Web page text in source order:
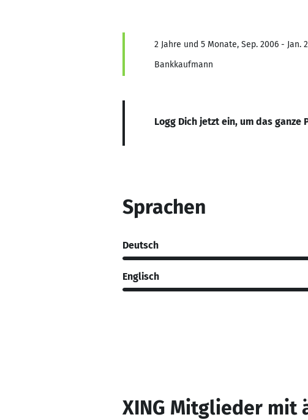
2 Jahre und 5 Monate, Sep. 2006 - Jan.
Bankkaufmann
Logg Dich jetzt ein, um das ganze
Sprachen
Deutsch
Englisch
XING Mitglieder mit